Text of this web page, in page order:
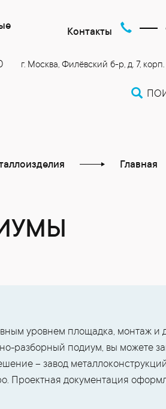
Контакты
г. Москва, Филёвский б-р, д. 7,
Главная
уровнем площадка, монтаж и
разборный подиум, вы можете
– завод
Проектная документация